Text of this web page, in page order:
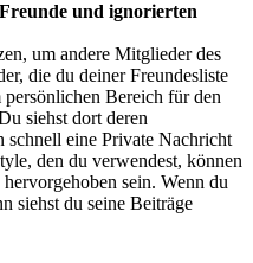
und ignorierten
um andere Mitglieder des
die du deiner Freundesliste
Bereich für den
siehst dort deren
schnell eine Private Nachricht
den du verwendest, können
sein. Wenn du
siehst du seine Beiträge